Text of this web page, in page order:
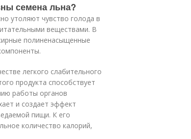
семена льна?
утоляют чувство голода в
веществами. В
полиненасыщенные
легкого слабительного
продукта способствует
работы органов
и создает эффект
пищи. К его
количество калорий,